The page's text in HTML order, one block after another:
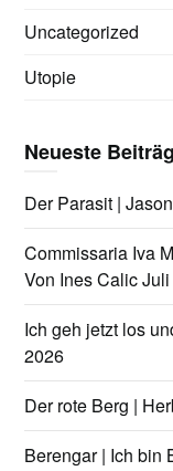
Uncategorized
Utopie
Neueste
Der Parasit |
Commissaria Iva
Von Ines Calic
Ich geh jetzt los
2026
Der rote Berg |
Berengar | Ich bin